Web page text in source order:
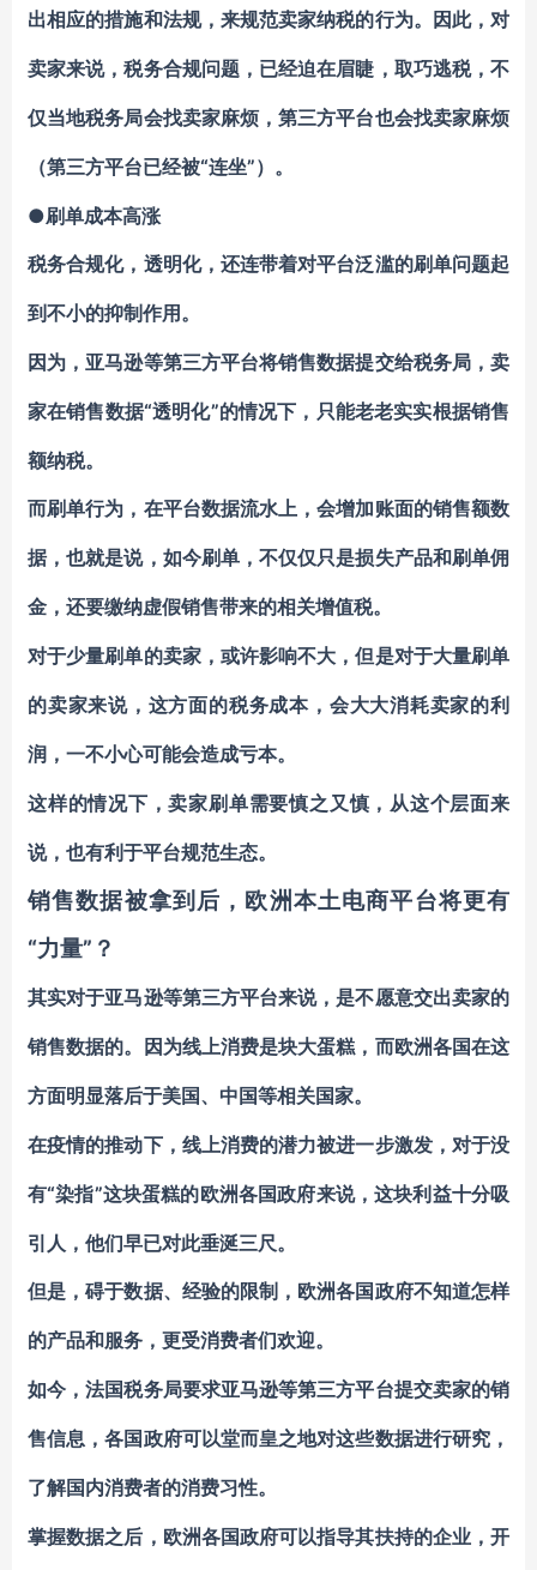
出相应的措施和法规，来规范卖家纳税的行为。因此，对
卖家来说，税务合规问题，已经迫在眉睫，取巧逃税，不
仅当地税务局会找卖家麻烦，第三方平台也会找卖家麻烦
（第三方平台已经被“连坐”）。
●刷单成本高涨
税务合规化，透明化，还连带着对平台泛滥的刷单问题起
到不小的抑制作用。
因为，亚马逊等第三方平台将销售数据提交给税务局，卖
家在销售数据“透明化”的情况下，只能老老实实根据销售
额纳税。
而刷单行为，在平台数据流水上，会增加账面的销售额数
据，也就是说，如今刷单，不仅仅只是损失产品和刷单佣
金，还要缴纳虚假销售带来的相关增值税。
对于少量刷单的卖家，或许影响不大，但是对于大量刷单
的卖家来说，这方面的税务成本，会大大消耗卖家的利
润，一不小心可能会造成亏本。
这样的情况下，卖家刷单需要慎之又慎，从这个层面来
说，也有利于平台规范生态。
销售数据被拿到后，欧洲本土电商平台将更有
“力量”？
其实对于亚马逊等第三方平台来说，是不愿意交出卖家的
销售数据的。因为线上消费是块大蛋糕，而欧洲各国在这
方面明显落后于美国、中国等相关国家。
在疫情的推动下，线上消费的潜力被进一步激发，对于没
有“染指”这块蛋糕的欧洲各国政府来说，这块利益十分吸
引人，他们早已对此垂涎三尺。
但是，碍于数据、经验的限制，欧洲各国政府不知道怎样
的产品和服务，更受消费者们欢迎。
如今，法国税务局要求亚马逊等第三方平台提交卖家的销
售信息，各国政府可以堂而皇之地对这些数据进行研究，
了解国内消费者的消费习性。
掌握数据之后，欧洲各国政府可以指导其扶持的企业，开